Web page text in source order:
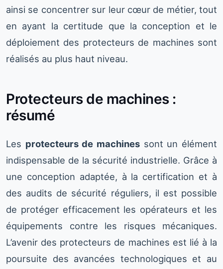
ainsi se concentrer sur leur cœur de métier, tout
en ayant la certitude que la conception et le
déploiement des protecteurs de machines sont
réalisés au plus haut niveau.
Protecteurs de machines :
résumé
Les protecteurs de machines sont un élément
indispensable de la sécurité industrielle. Grâce à
une conception adaptée, à la certification et à
des audits de sécurité réguliers, il est possible
de protéger efficacement les opérateurs et les
équipements contre les risques mécaniques.
L’avenir des protecteurs de machines est lié à la
poursuite des avancées technologiques et au